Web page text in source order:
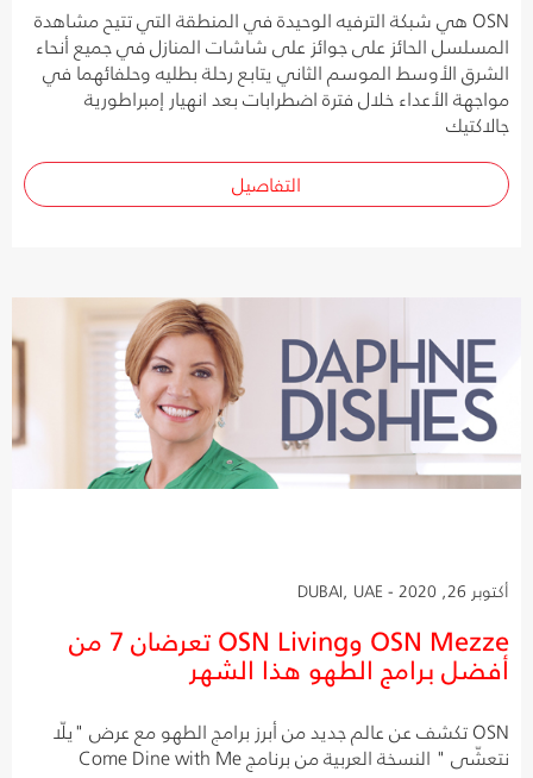
OSN هي شبكة الترفيه الوحيدة في المنطقة التي تتيح مشاهدة
المسلسل الحائز على جوائز على شاشات المنازل في جميع أنحاء
الشرق الأوسط الموسم الثاني يتابع رحلة بطليه وحلفائهما في
مواجهة الأعداء خلال فترة اضطرابات بعد انهيار إمبراطورية
جالاكتيك
التفاصيل
أكتوبر 26, 2020 - DUBAI, UAE
OSN Mezze وOSN Living تعرضان 7 من
أفضل برامج الطهو هذا الشهر
OSN تكشف عن عالم جديد من أبرز برامج الطهو مع عرض "يلّا
نتعشّى " النسخة العربية من برنامج Come Dine with Me